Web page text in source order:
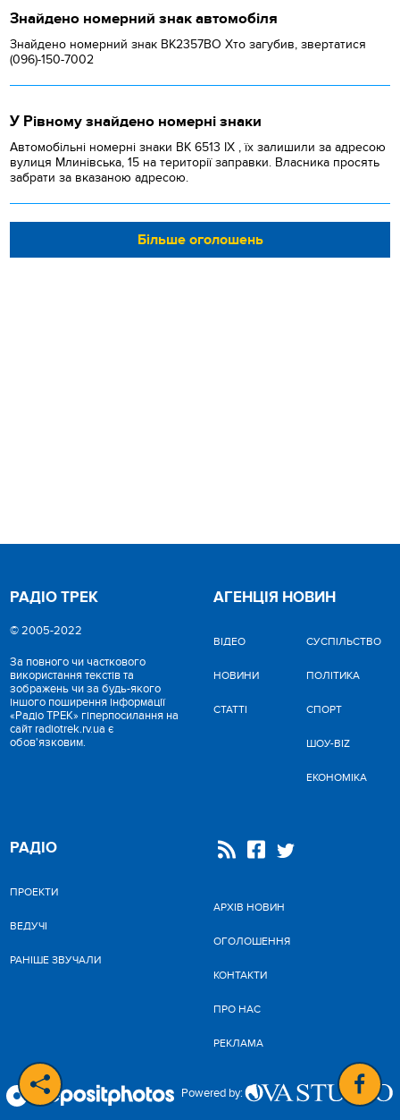
Знайдено номерний знак автомобіля
Знайдено номерний знак ВК2357ВО Хто загубив, звертатися
(096)-150-7002
У Рівному знайдено номерні знаки
Автомобільні номерні знаки BK 6513 IX , їх залишили за адресою
вулиця Млинівська, 15 на території заправки. Власника просять
забрати за вказаною адресою.
Більше оголошень
РАДІО ТРЕК
© 2005-2022
За повного чи часткового
використання текстів та
зображень чи за будь-якого
іншого поширення інформації
«Радіо ТРЕК» гіперпосилання на
сайт radiotrek.rv.ua є
обов'язковим.
АГЕНЦІЯ НОВИН
ВІДЕО
НОВИНИ
СТАТТІ
CУСПІЛЬСТВО
ПОЛІТИКА
СПОРТ
ШОУ-BIZ
ЕКОНОМІКА
РАДІО
ПРОЕКТИ
ВЕДУЧІ
РАНІШЕ ЗВУЧАЛИ
АРХІВ НОВИН
ОГОЛОШЕННЯ
КОНТАКТИ
ПРО НАС
РЕКЛАМА
Powered by: